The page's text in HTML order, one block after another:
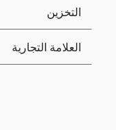
التخزين
العلامة التجارية